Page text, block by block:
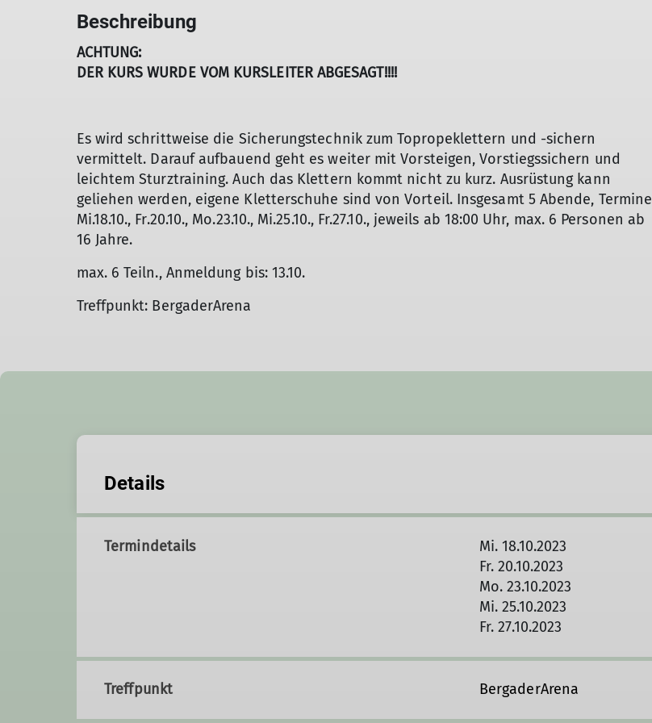
Beschreibung
ACHTUNG:
DER KURS WURDE VOM KURSLEITER ABGESAGT!!!!
Es wird schrittweise die Sicherungstechnik zum Topropeklettern und -sichern
vermittelt. Darauf aufbauend geht es weiter mit Vorsteigen, Vorstiegssichern und
leichtem Sturztraining. Auch das Klettern kommt nicht zu kurz. Ausrüstung kann
geliehen werden, eigene Kletterschuhe sind von Vorteil. Insgesamt 5 Abende, Termine
Mi.18.10., Fr.20.10., Mo.23.10., Mi.25.10., Fr.27.10., jeweils ab 18:00 Uhr, max. 6 Personen ab
16 Jahre.
max. 6 Teiln., Anmeldung bis: 13.10.
Treffpunkt: BergaderArena
Details
Termindetails
Mi. 18.10.2023
Fr. 20.10.2023
Mo. 23.10.2023
Mi. 25.10.2023
Fr. 27.10.2023
Treffpunkt BergaderArena